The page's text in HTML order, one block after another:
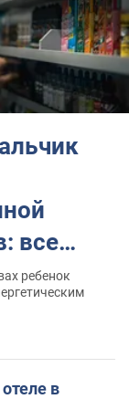
все
ребенок
в